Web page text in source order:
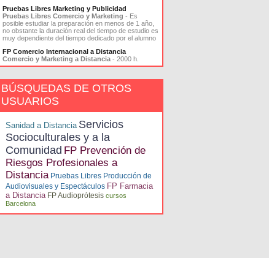
Pruebas Libres Marketing y Publicidad
Pruebas Libres Comercio y Marketing - Es
posible estudiar la preparación en menos de 1 año,
no obstante la duración real del tiempo de estudio es
muy dependiente del tiempo dedicado por el alumno
FP Comercio Internacional a Distancia
Comercio y Marketing a Distancia - 2000 h.
BÚSQUEDAS DE OTROS
USUARIOS
Sanidad a Distancia Servicios
Socioculturales y a la
Comunidad FP Prevención de
Riesgos Profesionales a
Distancia Pruebas Libres Producción de
Audiovisuales y Espectáculos FP Farmacia
a Distancia FP Audioprótesis cursos
Barcelona